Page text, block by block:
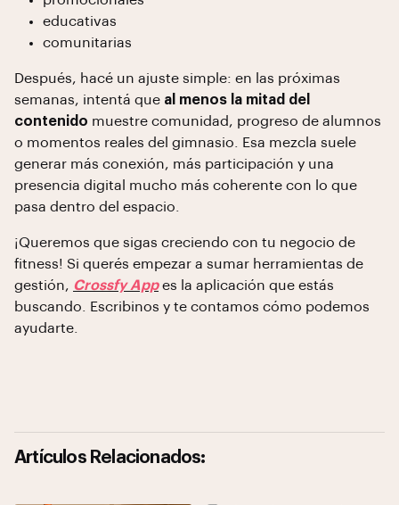
educativas
comunitarias
Después, hacé un ajuste simple: en las próximas
semanas, intentá que al menos la mitad del
contenido muestre comunidad, progreso de alumnos
o momentos reales del gimnasio. Esa mezcla suele
generar más conexión, más participación y una
presencia digital mucho más coherente con lo que
pasa dentro del espacio.
¡Queremos que sigas creciendo con tu negocio de
fitness! Si querés empezar a sumar herramientas de
gestión, Crossfy Appes la aplicación que estás
buscando. Escribinos y te contamos cómo podemos
ayudarte.
Artículos Relacionados: